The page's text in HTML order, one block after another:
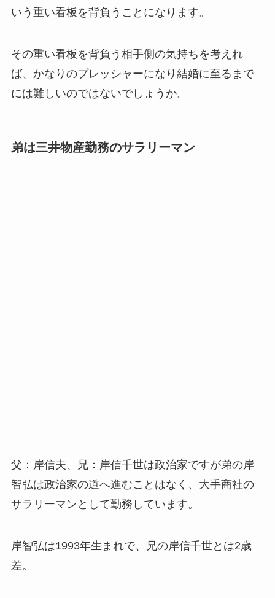
いう重い看板を背負う ことになります。
その重い看板を背負う相手側の気持ちを考えれ
ば、かなりのプレッシャーになり結婚に至るまで
には難しいのではないでしょうか。
弟は三井物産勤務のサラリーマン
父：岸信夫、兄：岸信千世は政治家ですが弟の岸
智弘は政治家の道へ進むことはなく、 大手商社の
サラリーマンとして勤務 しています。
岸智弘は1993年生まれで、兄の岸信千世とは2歳
差。